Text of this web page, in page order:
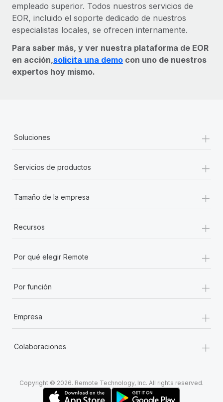
empleado superior. Todos nuestros servicios de
EOR, incluido el soporte dedicado de nuestros
especialistas locales, se ofrecen internamente.
Para saber más, y ver nuestra plataforma de EOR
en acción,solicita una demo con uno de nuestros
expertos hoy mismo.
Soluciones +
Servicios de productos +
Tamaño de la empresa +
Recursos +
Por qué elegir Remote +
Por función +
Empresa +
Colaboraciones +
Copyright © 2026. Remote Technology, Inc. All rights reserved.